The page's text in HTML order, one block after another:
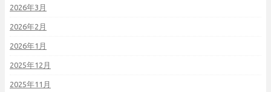
2026年3月
2026年2月
2026年1月
2025年12月
2025年11月